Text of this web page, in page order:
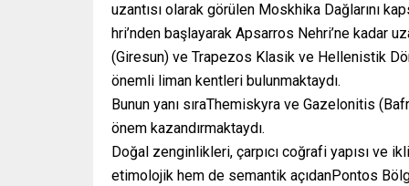
uzantısı olarak görülen Moskhika Dağlarını
hri’nden başlayarak Apsarros Nehri’ne kadar
(Giresun) ve Trapezos Klasik ve Hellenistik
önemli liman kentleri bulunmaktaydı.
Bunun yanı sıraThemiskyra ve Gazelonitis
önem kazandırmaktaydı.
Doğal zenginlikleri, çarpıcı coğrafi yapısı ve
etimolojik hem de semantik açıdanPontos